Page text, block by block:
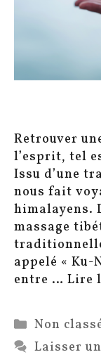
Retrouver
l’esprit, tel
Issu d’une
nous fait
himalayens.
massage
appelé «
entre … Lire
Non
Laisser